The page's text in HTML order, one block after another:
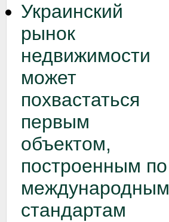
Украинский
рынок
недвижимости
может
похвастаться
первым
объектом,
построенным по
международным
стандартам